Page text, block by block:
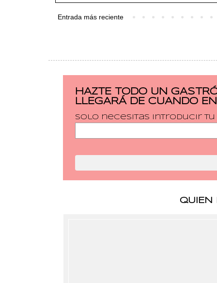
Entrada más reciente
HAZTE TODO UN
LLEGARÁ DE CUANDO
Solo necesitas introducir
QUIEN